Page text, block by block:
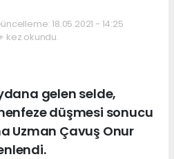
18.05.2021 - 14:25
kez okundu.
gelen selde,
düşmesi sonucu
Uzman Çavuş Onur